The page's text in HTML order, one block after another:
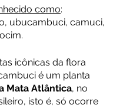
como:
ubucambuci, camuci,
icônicas da flora
é um planta
Mata Atlântica, no
isto é, só ocorre